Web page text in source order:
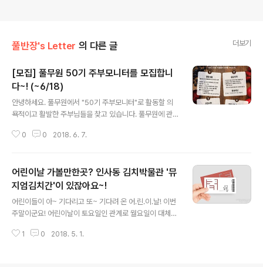
풀반장's Letter 의 다른 글 더보기
[모집] 풀무원 50기 주부모니터를 모집합니
다~! (~6/18)
안녕하세요. 풀무원에서 "50기 주부모니터"로 활동할 의
욕적이고 활발한 주부님들을 찾고 있습니다. 풀무원에 관
에 다양한 의견을 주실 분들의 참여를 기다립니다. 1. 응시
회사에 관련되지 않은 분이셔야 합니다. ※ 현재 풀무원 모
니터(연구소모니터, e-fresh 모니터, 건강생활 패널 등),
타 식품회사 모니터로 활동하시는 분, 과거 풀무원 주부모
니터로 활동하신 분은 대상에서 제외됩니다. ※ 타사 모니
터와 중복으로 활동하는 경우, 중도 탈락되며 활동비를 지
급해드리지 않습니다. 2. 제출서류 - 첨부양식(주부모니터
0 0 2018. 6. 7.
어린이날 가볼만한곳? 인사동 김치박물관 '뮤
지엄김치간'이 있잖아요~!
어린이들이 아~ 기다리고 또~ 기다려 온 어.린.이.날! 이번
주말이군요! 어린이날이 토요일인 관계로 월요일이 대체휴
화창하고 꾳이 만개한 날에 집에만 있어서야 되겠습니까~!
1 0 2018. 5. 1.